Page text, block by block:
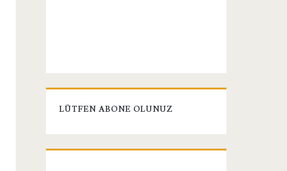
LÜTFEN ABONE OLUNUZ